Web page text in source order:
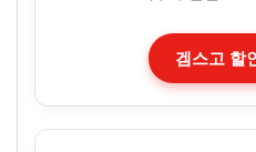
겜스고 할